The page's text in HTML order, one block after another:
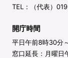
TEL：（代表）
開庁時間
平日午前8時30分
窓口延長：月曜日